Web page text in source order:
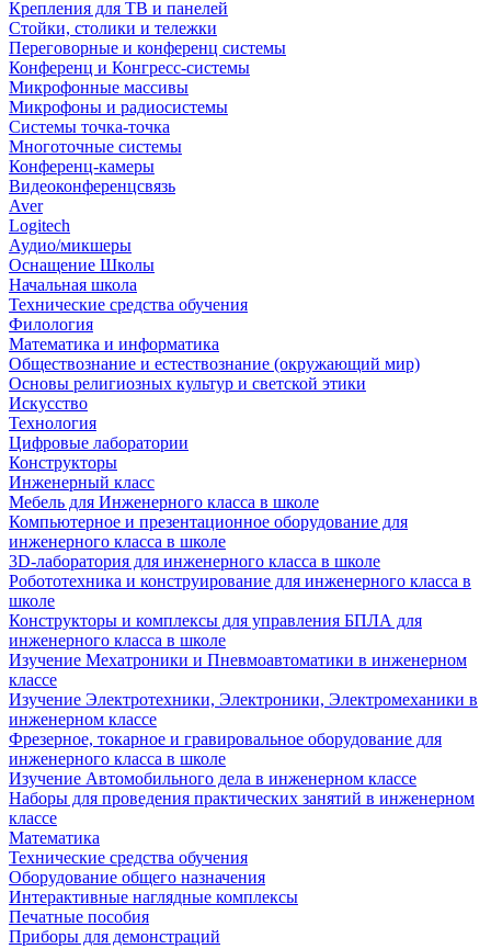
Крепления для ТВ и панелей
Стойки, столики и тележки
Переговорные и конференц системы
Конференц и Конгресс-системы
Микрофонные массивы
Микрофоны и радиосистемы
Системы точка-точка
Многоточные системы
Конференц-камеры
Видеоконференцсвязь
Aver
Logitech
Аудио/микшеры
Оснащение Школы
Начальная школа
Технические средства обучения
Филология
Математика и информатика
Обществознание и естествознание (окружающий мир)
Основы религиозных культур и светской этики
Искусство
Технология
Цифровые лаборатории
Конструкторы
Инженерный класс
Мебель для Инженерного класса в школе
Компьютерное и презентационное оборудование для
инженерного класса в школе
3D-лаборатория для инженерного класса в школе
Робототехника и конструирование для инженерного класса в
школе
Конструкторы и комплексы для управления БПЛА для
инженерного класса в школе
Изучение Мехатроники и Пневмоавтоматики в инженерном
классе
Изучение Электротехники, Электроники, Электромеханики в
инженерном классе
Фрезерное, токарное и гравировальное оборудование для
инженерного класса в школе
Изучение Автомобильного дела в инженерном классе
Наборы для проведения практических занятий в инженерном
классе
Математика
Технические средства обучения
Оборудование общего назначения
Интерактивные наглядные комплексы
Печатные пособия
Приборы для демонстраций